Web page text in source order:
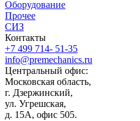
Оборудование
Прочее
СИЗ
Контакты
+7 499 714- 51-35
info@premechanics.ru
Центральный офис:
Московская область,
г. Дзержинский,
ул. Угрешская,
д. 15А, офис 505.